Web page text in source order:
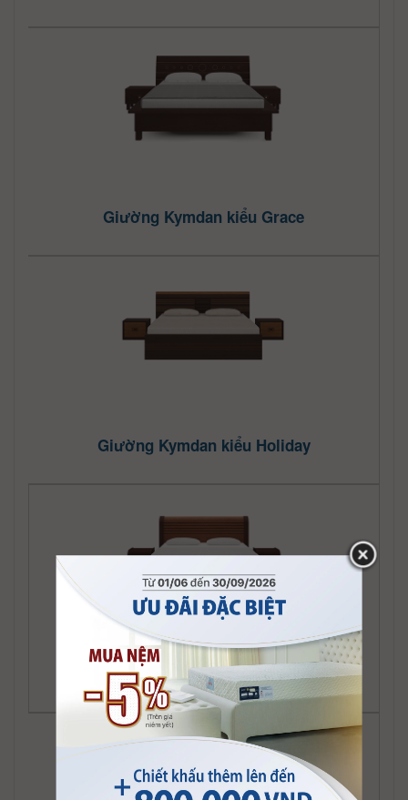
Giường Kymdan kiểu Grace
Giường Kymdan kiểu Holiday
Giường Kymdan kiểu Holly